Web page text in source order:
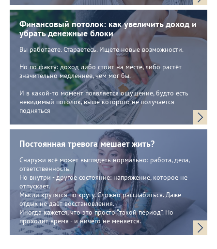
Финансовый потолок: как увеличить доход и
убрать денежные блоки
Вы работаете. Стараетесь. Ищете новые возможности.
Но по факту: доход либо стоит на месте, либо растёт
значительно медленнее, чем мог бы.
И в какой-то момент появляется ощущение, будто есть
невидимый потолок, выше которого не получается
подняться
Постоянная тревога мешает жить?
Снаружи всё может выглядеть нормально: работа, дела,
ответственность.
Но внутри - другое состояние: напряжение, которое не
отпускает.
Мысли крутятся по кругу. Сложно расслабиться. Даже
отдых не даёт восстановления.
Иногда кажется, что это просто “такой период”. Но
проходит время - и ничего не меняется.